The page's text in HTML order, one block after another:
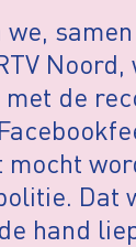
we,
Noord,
de
Dat
hand